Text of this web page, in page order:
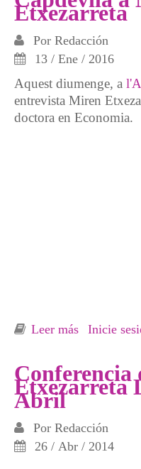
Etxezarreta
Por Redacción
13 / Ene / 2016
Aquest diumenge, a
entrevista Miren
doctora en Economia.
Leer más sobre
Inicie
Conferencia
Etxezarreta
Abril
Por Redacción
26 / Abr / 2014